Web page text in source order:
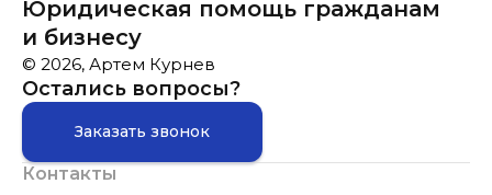
Юридическая помощь гражданам
и бизнесу
© 2026, Артем Курнев
Остались вопросы?
Заказать звонок
Контакты